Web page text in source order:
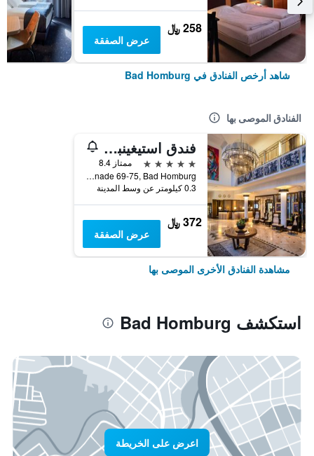
258 ﷼
عرض الصفقة
شاهد أرخص الفنادق في Bad Homburg
الفنادق الموصى بها
فندق استيغينبيرغير باد هومبورغ
5 نجوم
ممتاز 8.4
Kaiser- Friedrich- Promenade 69-75, Bad Homburg, هسه, ألمانيا
0.3 كيلومتر عن وسط المدينة
372 ﷼
عرض الصفقة
مشاهدة الفنادق الأخرى الموصى بها
استكشف Bad Homburg
اعرض على الخريطة